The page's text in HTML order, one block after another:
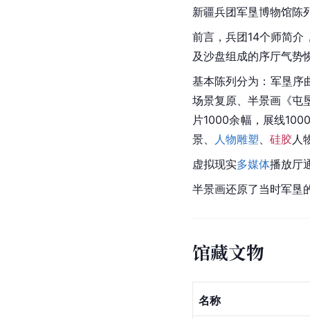
新疆兵团军垦博物馆陈
前言，兵团14个师简介
及沙盘组成的序厅气势
基本陈列分为：军垦序
场景复原、半景画《屯
片1000余幅， 展线
景、
人物雕塑 硅胶人
虚拟现实多媒体播放厅
半景画还原了当时军垦
馆藏文物
名称